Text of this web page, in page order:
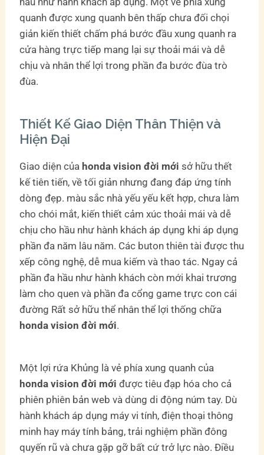
quanh được xung quanh bên thấp chưa đối chọi
giản kiến thiết chấm phá bước đầu xung quanh ra
cửa hàng trực tiếp mang lại sự thoải mái và dễ
chịu và nhân thể lợi trong phần đa bước đùa trò
đùa.
Thiết Kế Giao Diện Thân Thiện và
Hiện Đại
Giao diện của honda vision đời mới sở hữu thết
kế tiên tiến, về tối giản nhưng đang đáp ứng tính
dòng đẹp. màu sắc nhà yếu yếu kết hợp, chưa làm
cho chói mắt, kiến thiết cảm xúc thoải mái và dễ
chịu cho hầu như hành khách áp dụng khi áp dụng
phần đa năm lâu năm. Các buton thiên tài được thu
xếp công nghệ, dễ mua kiếm và thao tác. Ngay cả
phần đa hầu như hành khách còn mới khai trương
làm cho quen và phần đa cổng game trực con cái
đường Rất sở hữu thể nhân thể lợi thống chữa
honda vision đời mới.
Một lợi rứa Khủng là vẻ phía xung quanh của
honda vision đời mới được tiêu đạp hóa cho cả
phiên phiên bản web và dùng di động núm tay. Dù
hành khách áp dụng máy vi tính, điện thoại thông
minh hay máy tính bảng, trải nghiệm phần đông
quyến rũ và chưa gặp gỡ bất cứ trở lực nào. Điều